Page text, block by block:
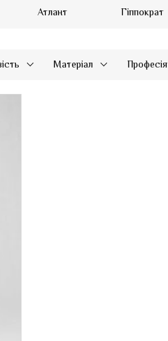
Атлант Гіппократ
Матеріал Професія